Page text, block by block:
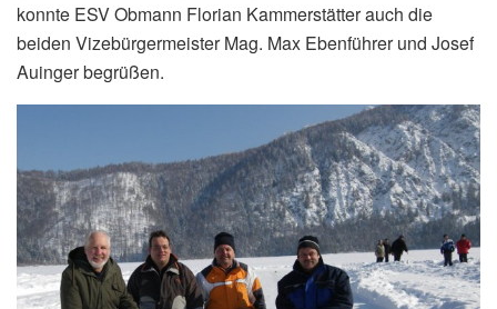
konnte ESV Obmann Florian Kammerstätter auch die
beiden Vizebürgermeister Mag. Max Ebenführer und Josef
Auinger begrüßen.